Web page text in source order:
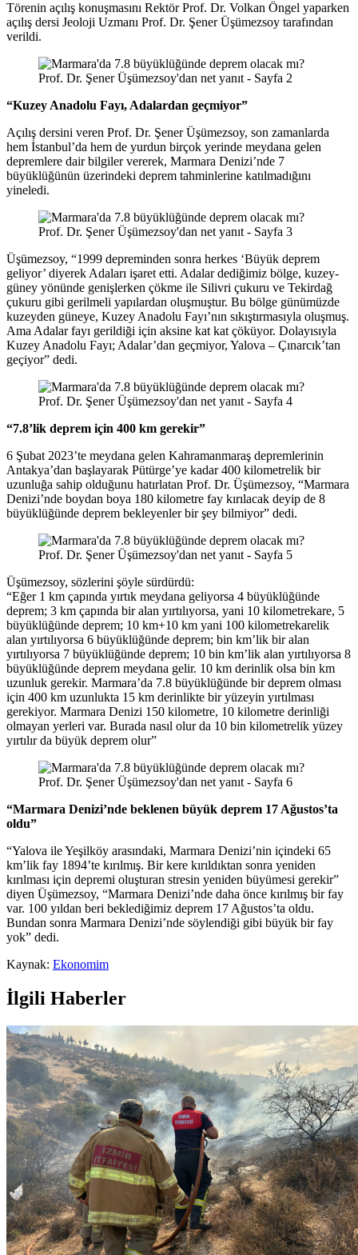
Törenin açılış konuşmasını Rektör Prof. Dr. Volkan Öngel yaparken
açılış dersi Jeoloji Uzmanı Prof. Dr. Şener Üşümezsoy tarafından
verildi.
“Kuzey Anadolu Fayı, Adalardan geçmiyor”
Açılış dersini veren Prof. Dr. Şener Üşümezsoy, son zamanlarda
hem İstanbul’da hem de yurdun birçok yerinde meydana gelen
depremlere dair bilgiler vererek, Marmara Denizi’nde 7
büyüklüğünün üzerindeki deprem tahminlerine katılmadığını
yineledi.
Üşümezsoy, “1999 depreminden sonra herkes ‘Büyük deprem
geliyor’ diyerek Adaları işaret etti. Adalar dediğimiz bölge, kuzey-
güney yönünde genişlerken çökme ile Silivri çukuru ve Tekirdağ
çukuru gibi gerilmeli yapılardan oluşmuştur. Bu bölge günümüzde
kuzeyden güneye, Kuzey Anadolu Fayı’nın sıkıştırmasıyla oluşmuş.
Ama Adalar fayı gerildiği için aksine kat kat çöküyor. Dolayısıyla
Kuzey Anadolu Fayı; Adalar’dan geçmiyor, Yalova – Çınarcık’tan
geçiyor” dedi.
“7.8’lik deprem için 400 km gerekir”
6 Şubat 2023’te meydana gelen Kahramanmaraş depremlerinin
Antakya’dan başlayarak Pütürge’ye kadar 400 kilometrelik bir
uzunluğa sahip olduğunu hatırlatan Prof. Dr. Üşümezsoy, “Marmara
Denizi’nde boydan boya 180 kilometre fay kırılacak deyip de 8
büyüklüğünde deprem bekleyenler bir şey bilmiyor” dedi.
Üşümezsoy, sözlerini şöyle sürdürdü:
“Eğer 1 km çapında yırtık meydana geliyorsa 4 büyüklüğünde
deprem; 3 km çapında bir alan yırtılıyorsa, yani 10 kilometrekare, 5
büyüklüğünde deprem; 10 km+10 km yani 100 kilometrekarelik
alan yırtılıyorsa 6 büyüklüğünde deprem; bin km’lik bir alan
yırtılıyorsa 7 büyüklüğünde deprem; 10 bin km’lik alan yırtılıyorsa 8
büyüklüğünde deprem meydana gelir. 10 km derinlik olsa bin km
uzunluk gerekir. Marmara’da 7.8 büyüklüğünde bir deprem olması
için 400 km uzunlukta 15 km derinlikte bir yüzeyin yırtılması
gerekiyor. Marmara Denizi 150 kilometre, 10 kilometre derinliği
olmayan yerleri var. Burada nasıl olur da 10 bin kilometrelik yüzey
yırtılır da büyük deprem olur”
“Marmara Denizi’nde beklenen büyük deprem 17 Ağustos’ta
oldu”
“Yalova ile Yeşilköy arasındaki, Marmara Denizi’nin içindeki 65
km’lik fay 1894’te kırılmış. Bir kere kırıldıktan sonra yeniden
kırılması için depremi oluşturan stresin yeniden büyümesi gerekir”
diyen Üşümezsoy, “Marmara Denizi’nde daha önce kırılmış bir fay
var. 100 yıldan beri beklediğimiz deprem 17 Ağustos’ta oldu.
Bundan sonra Marmara Denizi’nde söylendiği gibi büyük bir fay
yok” dedi.
Kaynak: Ekonomim
İlgili Haberler